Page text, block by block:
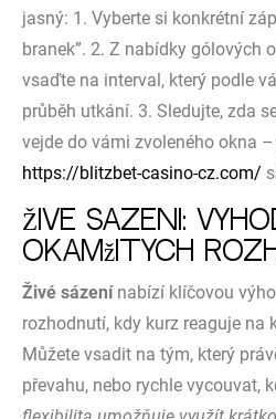
jasný: 1. Vyberte si konkrétní
branek”. 2. Z nabídky gólových
vsaďte na interval, který podle
průběh utkání. 3. Sledujte, zda
vejde do vámi zvoleného okna
https://blitzbet-casino-cz.com/
Živé sázení:
okamžitých
Živé sázenínabízí klíčovou
rozhodnutí, kdy kurz reaguje na
Můžete vsadit na tým, který
převahu, nebo rychle vycouvat,